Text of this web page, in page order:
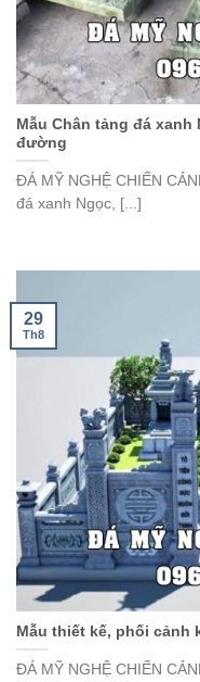
Mẫu Chân tảng đá
đường
ĐÁ MỸ NGHỆ CHIẾN
đá xanh Ngọc, [...]
Mẫu thiết kế, phối cảnh
ĐÁ MỸ NGHỆ CHIẾN
29
Th8